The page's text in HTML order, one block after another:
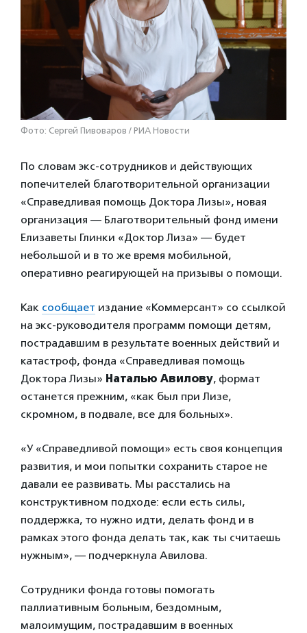
Фото: Сергей Пивоваров / РИА Новости
По словам экс-сотрудников и действующих
попечителей благотворительной организации
«Справедливая помощь Доктора Лизы», новая
организация — Благотворительный фонд имени
Елизаветы Глинки «Доктор Лиза» — будет
небольшой и в то же время мобильной,
оперативно реагирующей на призывы о помощи.
Как сообщает издание «Коммерсант» со ссылкой
на экс-руководителя программ помощи детям,
пострадавшим в результате военных действий и
катастроф, фонда «Справедливая помощь
Доктора Лизы» Наталью Авилову, формат
останется прежним, «как был при Лизе,
скромном, в подвале, все для больных».
«У «Справедливой помощи» есть своя концепция
развития, и мои попытки сохранить старое не
давали ее развивать. Мы расстались на
конструктивном подходе: если есть силы,
поддержка, то нужно идти, делать фонд и в
рамках этого фонда делать так, как ты считаешь
нужным», — подчеркнула Авилова.
Сотрудники фонда готовы помогать
паллиативным больным, бездомным,
малоимущим, пострадавшим в военных